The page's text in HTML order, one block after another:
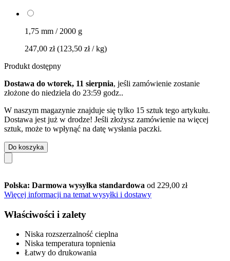
1,75 mm / 2000 g
247,00 zł(123,50 zł / kg)
Produkt dostępny
Dostawa do wtorek, 11 sierpnia, jeśli zamówienie zostanie
złożone do niedziela do 23:59 godz..
W naszym magazynie znajduje się tylko 15 sztuk tego artykułu.
Dostawa jest już w drodze! Jeśli złożysz zamówienie na więcej
sztuk, może to wpłynąć na datę wysłania paczki.
Do koszyka
Polska: Darmowa wysyłka standardowa od 229,00 zł
Więcej informacji na temat wysyłki i dostawy
Właściwości i zalety
Niska rozszerzalność cieplna
Niska temperatura topnienia
Łatwy do drukowania